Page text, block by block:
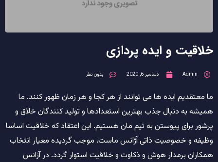
خلاقیت و ایده پردازی
Admin دسامبر 6, 2020 بدون نظر
ما معتقدیم ایده ها می توانند از هر کجا و هر زمان ظهور کنند. ما
همیشه به دنبال جذب بهترین استعدادها و تولید کنندگان خلاق و
پرشور برای پیوستن به تیم مان هستیم. این اعتقاد که خلاقیت اساسا
وظیفه و خصوصیت ذاتی آژانس ماست، موجب گردیده معیار انتخاب
همکاران برمدار هوش و ذکاوت و خلاقیت استوار گردد. در آژانس